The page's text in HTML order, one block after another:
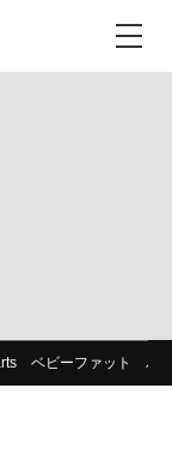
ベビーファット パ